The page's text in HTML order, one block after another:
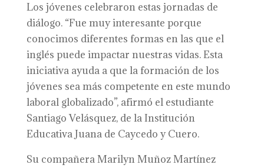
Los jóvenes celebraron estas jornadas de
diálogo. “Fue muy interesante porque
conocimos diferentes formas en las que el
inglés puede impactar nuestras vidas. Esta
iniciativa ayuda a que la formación de los
jóvenes sea más competente en este mundo
laboral globalizado”, afirmó el estudiante
Santiago Velásquez, de la Institución
Educativa Juana de Caycedo y Cuero.
Su compañera Marilyn Muñoz Martínez